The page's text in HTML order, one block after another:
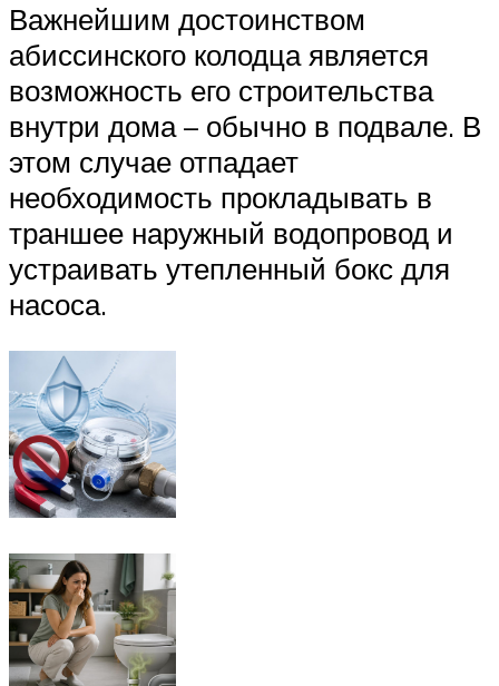
Важнейшим достоинством
абиссинского колодца является
возможность его строительства
внутри дома – обычно в подвале. В
этом случае отпадает
необходимость прокладывать в
траншее наружный водопровод и
устраивать утепленный бокс для
насоса.